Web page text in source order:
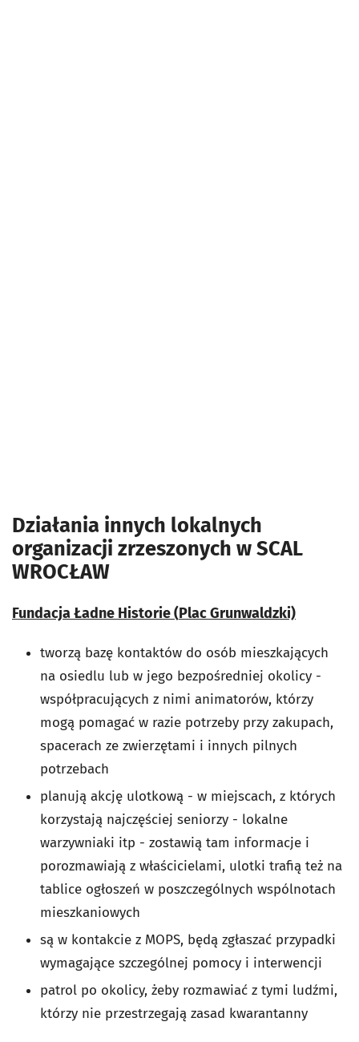
Działania innych lokalnych
organizacji zrzeszonych w SCAL
WROCŁAW
Fundacja Ładne Historie (Plac Grunwaldzki)
tworzą bazę kontaktów do osób mieszkających
na osiedlu lub w jego bezpośredniej okolicy -
współpracujących z nimi animatorów, którzy
mogą pomagać w razie potrzeby przy zakupach,
spacerach ze zwierzętami i innych pilnych
potrzebach
planują akcję ulotkową - w miejscach, z których
korzystają najczęściej seniorzy - lokalne
warzywniaki itp - zostawią tam informacje i
porozmawiają z właścicielami, ulotki trafią też na
tablice ogłoszeń w poszczególnych wspólnotach
mieszkaniowych
są w kontakcie z MOPS, będą zgłaszać przypadki
wymagające szczególnej pomocy i interwencji
patrol po okolicy, żeby rozmawiać z tymi ludźmi,
którzy nie przestrzegają zasad kwarantanny